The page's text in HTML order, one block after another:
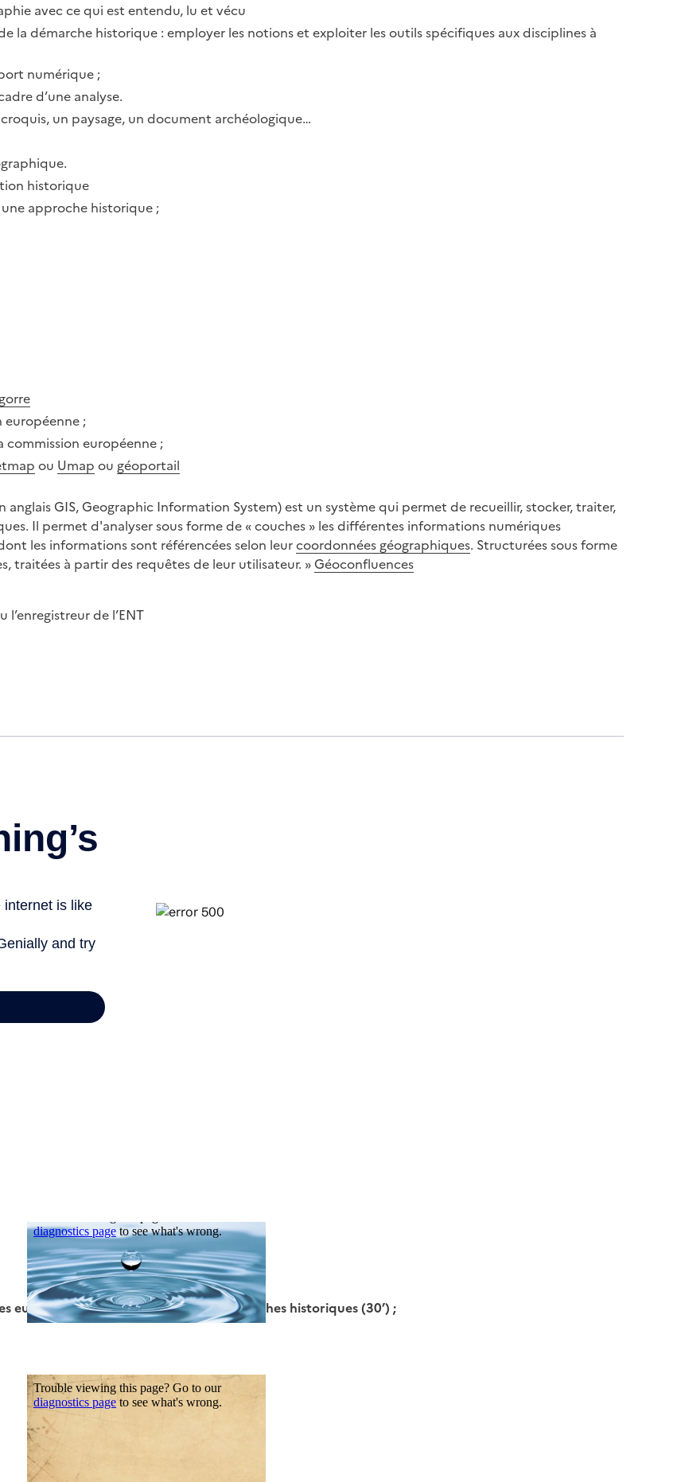
avec ce qui est entendu, lu et vécu
la démarche historique : employer les notions et exploiter les outils spécifiques aux disciplines à
numérique ;
d’une analyse.
un paysage, un document archéologique…
historique
approche historique ;
;
commission européenne ;
ou Umap ou géoportail
anglais GIS, Geographic Information System) est un système qui permet de recueillir, stocker, traiter,
Il permet d'analyser sous forme de « couches » les différentes informations numériques
les informations sont référencées selon leurcoordonnées géographiques. Structurées sous forme
traitées à partir des requêtes de leur utilisateur. »Géoconfluences
l’enregistreur de l’ENT
en fonction des connaissances de l’enseignant en histoire locale) (1 à 2 heures):
identifiés ;
le document et rédiger la légende
iconographique pris sur le terrain;
européens pour échanger sur les recherches historiques (30’) ;